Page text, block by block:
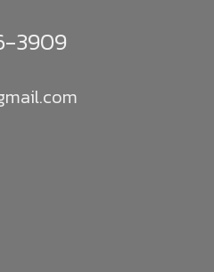
3909